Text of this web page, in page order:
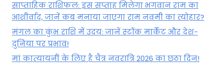
साप्ताहिक राशिफल: इस सप्ताह मिलेगा भगवान राम का
आशीर्वाद, जानें कब मनाया जाएगा राम नवमी का त्योहार?
मंगल का कुंभ राशि में उदय: जानें स्‍टॉक मार्केट और देश-
दुनिया पर प्रभाव!
मां कात्‍यायनी के लिए है चैत्र नवरात्रि 2026 का छठा दिन!